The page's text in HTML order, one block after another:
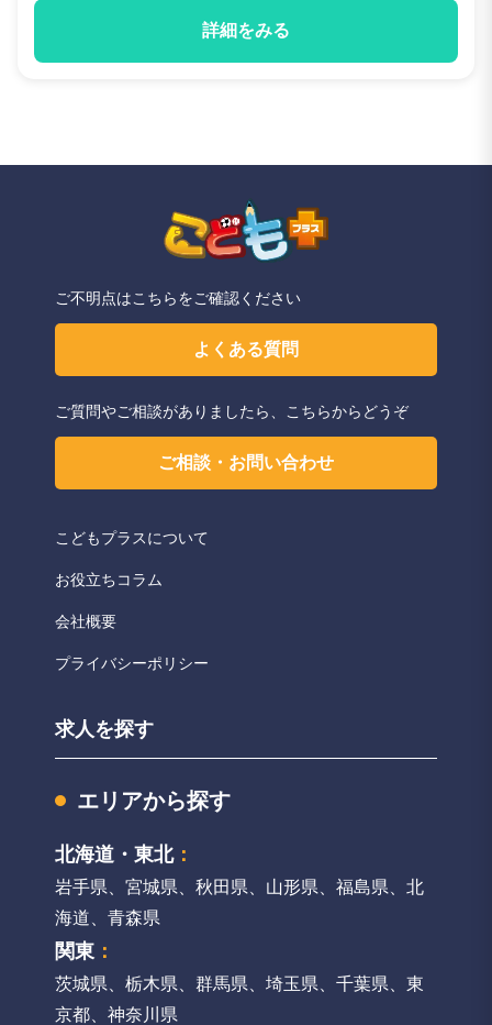
詳細をみる
ご不明点はこちらをご確認ください
よくある質問
ご質問やご相談がありましたら、こちらからどうぞ
ご相談・お問い合わせ
こどもプラスについて
お役立ちコラム
会社概要
プライバシーポリシー
求人を探す
エリアから探す
北海道・東北：
岩手県 宮城県 秋田県 山形県 福島県
北
海道
青森県
関東 ：
茨城県 栃木県 群馬県 埼玉県 千葉県
東
京都
神奈川県